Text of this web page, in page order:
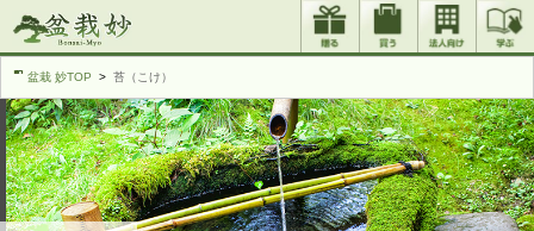
盆栽 妙TOP 苔（こけ）